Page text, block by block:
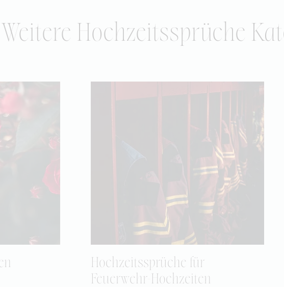
Weitere Hochzeitssprüche
Hochzeitssprüche für
Feuerwehr-Hochzeiten